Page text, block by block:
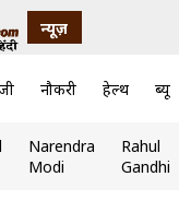
न्यूज़
नौकरी हेल्थ
Narendra
Modi
Rahul
Gandhi